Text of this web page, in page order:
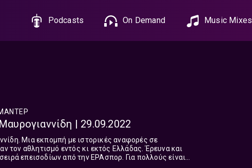
Podcasts On Demand Music Mixes
| 29.09.2022
Μια εκπομπή με ιστορικές αναφορές σε
τον αθλητισμό εντός κι εκτός Ελλάδας. Έρευνα και
από την ΕΡΑσπορ. Για πολλούς είναι